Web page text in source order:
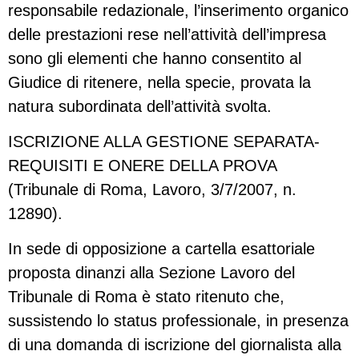
responsabile redazionale, l’inserimento organico
delle prestazioni rese nell’attività dell’impresa
sono gli elementi che hanno consentito al
Giudice di ritenere, nella specie, provata la
natura subordinata dell’attività svolta.
ISCRIZIONE ALLA GESTIONE SEPARATA-
REQUISITI E ONERE DELLA PROVA
(Tribunale di Roma, Lavoro, 3/7/2007, n.
12890).
In sede di opposizione a cartella esattoriale
proposta dinanzi alla Sezione Lavoro del
Tribunale di Roma è stato ritenuto che,
sussistendo lo status professionale, in presenza
di una domanda di iscrizione del giornalista alla